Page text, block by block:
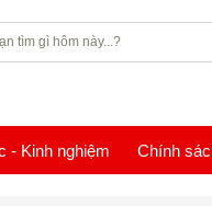
- Kinh nghiệm Chính